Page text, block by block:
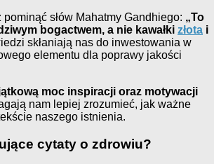
słów Mahatmy Gandhiego: „To
bogactwem, a nie kawałki złota i
skłaniają nas do inwestowania w
elementu dla poprawy jakości
moc inspiracji oraz motywacji
nam lepiej zrozumieć, jak ważne
naszego istnienia.
cytaty o zdrowiu?